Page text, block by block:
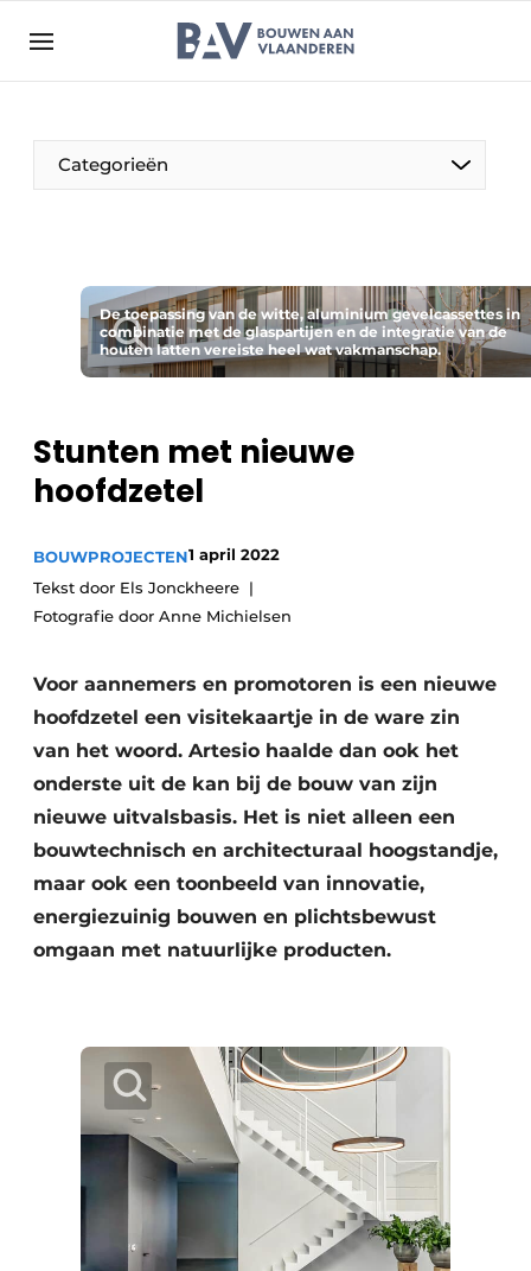
Bedrijven
Bouwen aan Vlaanderen | Platform voor de bouw
Evenement aanmelden
Jaarboek
Nieuwsbrief
Podcasts
Vacature aanmelden
Vacatures
Aanmelden
Bedrijven
Bedrijven
Categorieën
Akoestiek
Brandveiligheid
BIM
Evenementen
Dak & Gevel
Houtbouw
HVAC
Keukens
Renovatie
De toepassing van de witte, aluminium gevelcassettes in
combinatie met de glaspartijen en de integratie van de
houten latten vereiste heel wat vakmanschap.
Stunten met nieuwe
hoofdzetel
BOUWPROJECTEN1 april 2022
Tekst door Els Jonckheere
Fotografie door Anne Michielsen
Voor aannemers en promotoren is een nieuwe
hoofdzetel een visitekaartje in de ware zin
van het woord. Artesio haalde dan ook het
onderste uit de kan bij de bouw van zijn
nieuwe uitvalsbasis. Het is niet alleen een
bouwtechnisch en architecturaal hoogstandje,
maar ook een toonbeeld van innovatie,
energiezuinig bouwen en plichtsbewust
omgaan met natuurlijke producten.